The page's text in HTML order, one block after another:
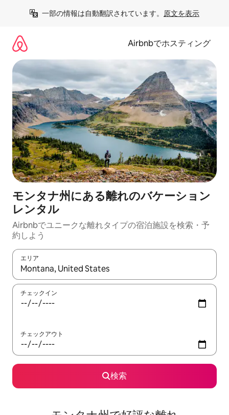
一部の情報は自動翻訳されています。 原文を表示
Airbnbでホスティング
モンタナ州にある離れのバケーション
レンタル
Airbnbでユニークな離れタイプの宿泊施設を検索・予
約しよう
エリア
検索結果が表示されたら、上下の矢印キーを使って移動するか
チェックイン
チェックアウト
検索